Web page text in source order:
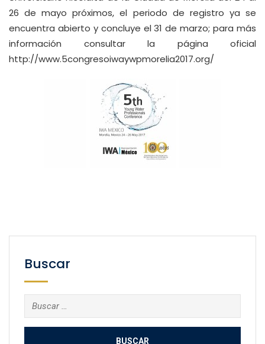
26 de mayo próximos, el periodo de registro ya se
encuentra abierto y concluye el 31 de marzo; para más
información consultar la página oficial
http://www.5congresoiwaywpmorelia2017.org/
Buscar
Buscar: